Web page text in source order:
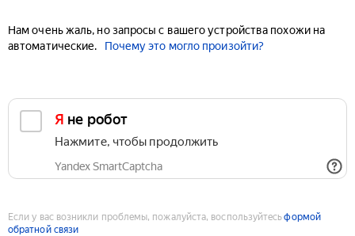
Нам очень жаль, но запросы с вашего устройства похожи на
автоматические.
Почему это могло произойти?
Я не робот
Нажмите, чтобы продолжить
Yandex SmartCaptcha
Если у вас возникли проблемы, пожалуйста, воспользуйтесьформой
обратной связи